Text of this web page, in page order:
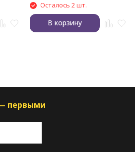
Осталось 2 шт.
В корзину
первыми